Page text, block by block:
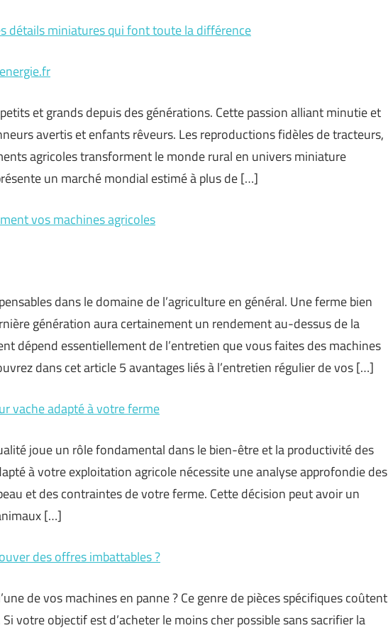
détails miniatures qui font toute la différence
et grands depuis des générations. Cette passion alliant minutie et
avertis et enfants rêveurs. Les reproductions fidèles de tracteurs,
agricoles transforment le monde rural en univers miniature
un marché mondial estimé à plus de […]
vos machines agricoles
dans le domaine de l’agriculture en général. Une ferme bien
génération aura certainement un rendement au-dessus de la
dépend essentiellement de l’entretien que vous faites des machines
dans cet article 5 avantages liés à l’entretien régulier de vos […]
vache adapté à votre ferme
joue un rôle fondamental dans le bien-être et la productivité des
à votre exploitation agricole nécessite une analyse approfondie des
et des contraintes de votre ferme. Cette décision peut avoir un
[…]
des offres imbattables ?
de vos machines en panne ? Ce genre de pièces spécifiques coûtent
votre objectif est d’acheter le moins cher possible sans sacrifier la